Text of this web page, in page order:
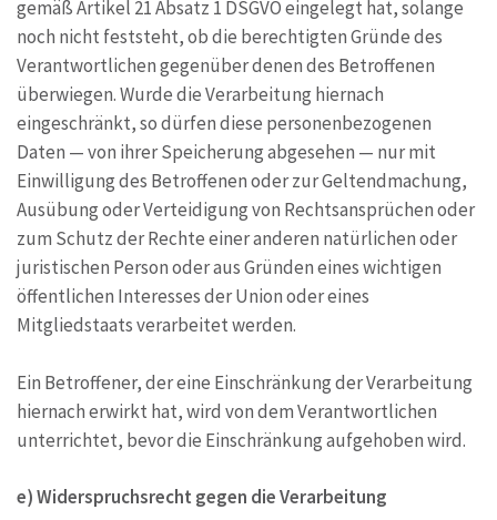
gemäß Artikel 21 Absatz 1 DSGVO eingelegt hat, solange
noch nicht feststeht, ob die berechtigten Gründe des
Verantwortlichen gegenüber denen des Betroffenen
überwiegen. Wurde die Verarbeitung hiernach
eingeschränkt, so dürfen diese personenbezogenen
Daten — von ihrer Speicherung abgesehen — nur mit
Einwilligung des Betroffenen oder zur Geltendmachung,
Ausübung oder Verteidigung von Rechtsansprüchen oder
zum Schutz der Rechte einer anderen natürlichen oder
juristischen Person oder aus Gründen eines wichtigen
öffentlichen Interesses der Union oder eines
Mitgliedstaats verarbeitet werden.
Ein Betroffener, der eine Einschränkung der Verarbeitung
hiernach erwirkt hat, wird von dem Verantwortlichen
unterrichtet, bevor die Einschränkung aufgehoben wird.
e) Widerspruchsrecht gegen die Verarbeitung